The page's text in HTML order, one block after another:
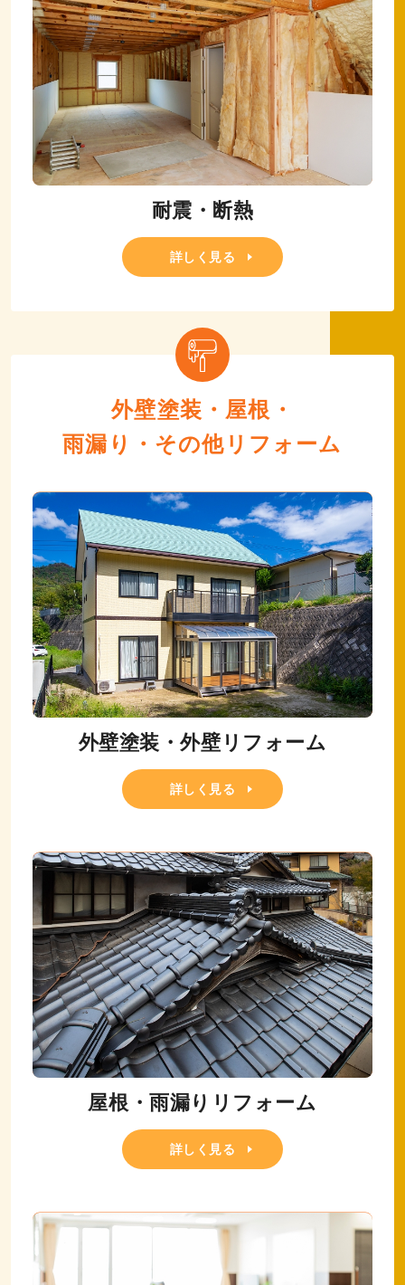
耐震・断熱
詳しく見る
外壁塗装・屋根・
雨漏り・その他リフォーム
外壁塗装・外壁リフォーム
詳しく見る
屋根・雨漏りリフォーム
詳しく見る